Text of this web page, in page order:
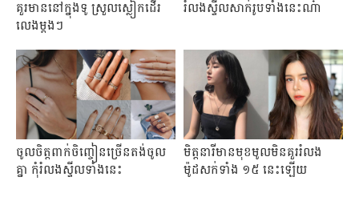
គួរមាននៅក្នុងទូ ស្រួលស្លៀកដើរ
លេងម្តងៗ
រំលងស្ទីលសាក់រូបទាំងនេះណ៎ា
ចូល​ចិត្ត​ពា​ក់​ចិញ្ចៀន​ច្រើន​តង់​ចូល​
គ្នា កុំ​រំលង​ស្ទីល​ទាំង​នេះ
មិត្តនារីមានមុខមូលមិនគួររំលង
ម៉ូដសក់ទាំង ១៥ នេះឡើយ